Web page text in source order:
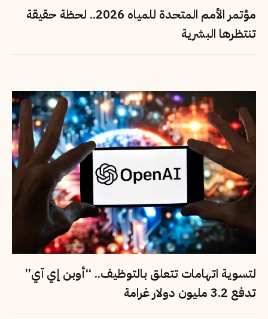
مؤتمر الأمم المتحدة للمياه 2026.. لحظة حقيقة
تنتظرها البشرية
لتسوية اتهامات تتعلق بالتوظيف.. “أوبن إي آي”
تدفع 3.2 مليون دولار غرامة